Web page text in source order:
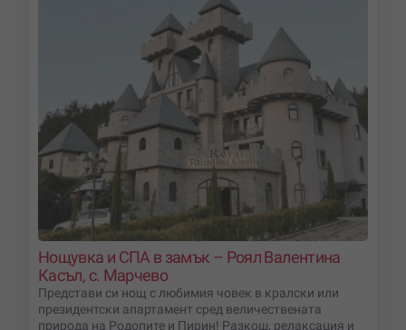
Нощувка и СПА в замък – Роял Валентина
Касъл, с. Марчево
Представи си нощ с любимия човек в кралски или
президентски апартамент сред величествената
природа на Родопите и Пирин! Разкош, релаксация и